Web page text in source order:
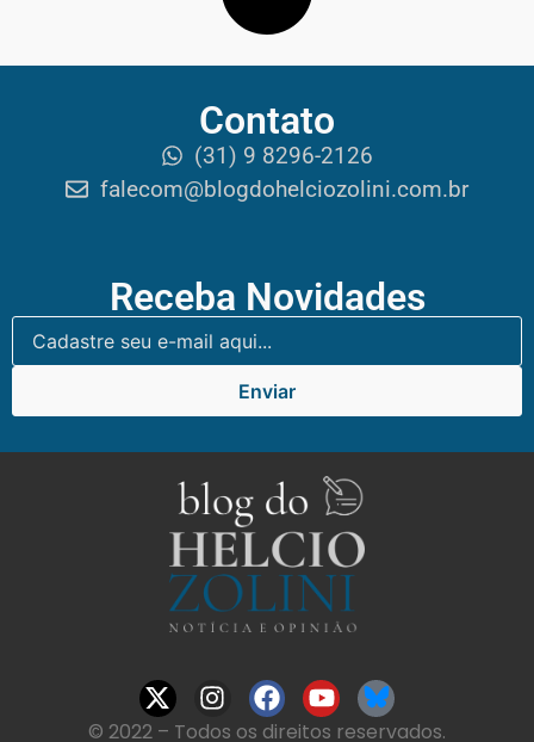
Contato
(31) 9 8296-2126
falecom@blogdohelciozolini.com.br
Receba Novidades
Enviar
© 2022 – Todos os direitos reservados.